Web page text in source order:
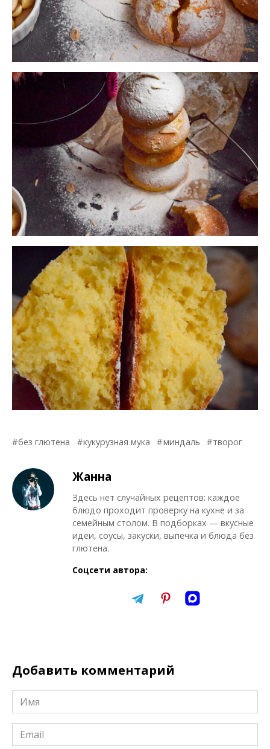
без глютена кукурузная мука миндаль творог
Жанна
Здесь нет случайных рецептов: каждое
блюдо проходит проверку на кухне и за
семейным столом. В подборках — вкусные
идеи, соусы, закуски, выпечка и блюда без
глютена.
Соцсети автора:
Добавить комментарий
Имя
*
Email
*